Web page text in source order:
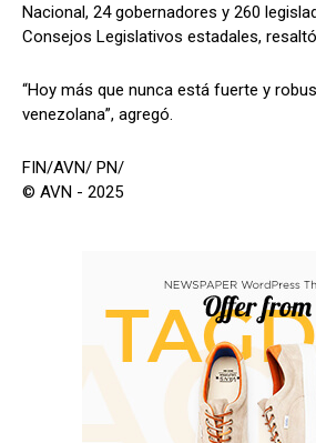
Nacional, 24 gobernadores y 260
Consejos Legislativos estadales, resaltó.
“Hoy más que nunca está fuerte y
venezolana”, agregó.
FIN/AVN/ PN/
© AVN - 2025